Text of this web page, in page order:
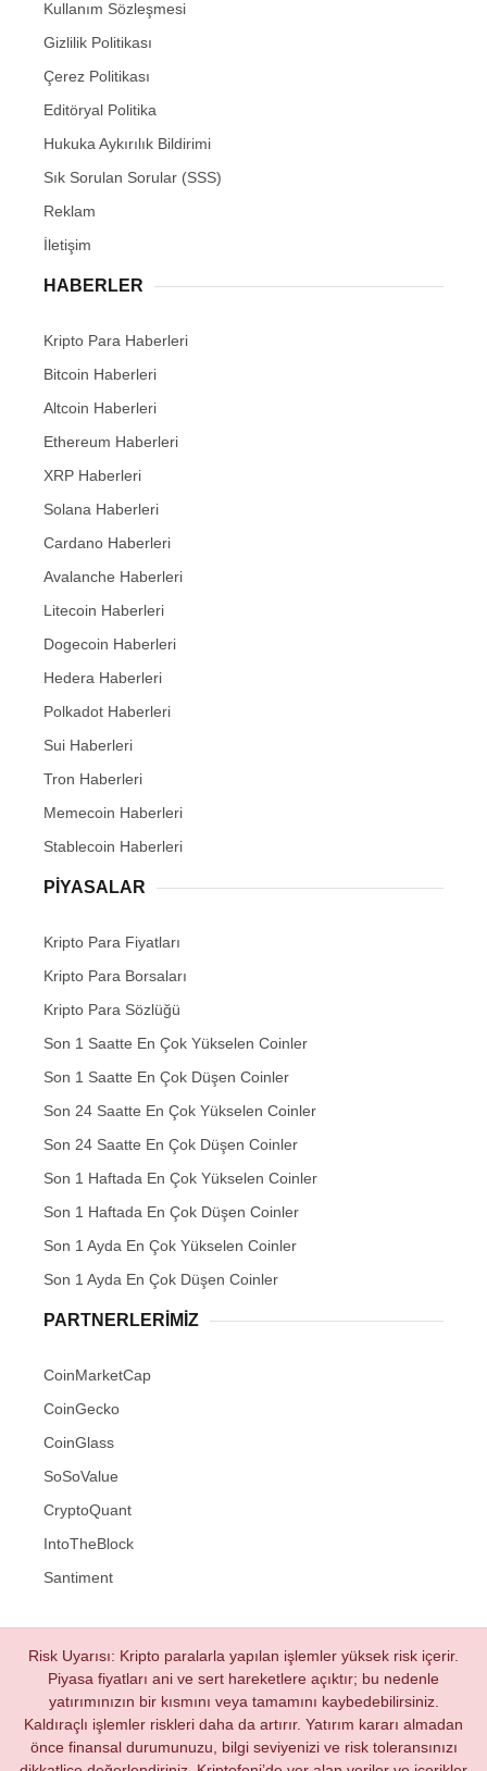
Kullanım Sözleşmesi
Gizlilik Politikası
Çerez Politikası
Editöryal Politika
Hukuka Aykırılık Bildirimi
Sık Sorulan Sorular (SSS)
Reklam
İletişim
HABERLER
Kripto Para Haberleri
Bitcoin Haberleri
Altcoin Haberleri
Ethereum Haberleri
XRP Haberleri
Solana Haberleri
Cardano Haberleri
Avalanche Haberleri
Litecoin Haberleri
Dogecoin Haberleri
Hedera Haberleri
Polkadot Haberleri
Sui Haberleri
Tron Haberleri
Memecoin Haberleri
Stablecoin Haberleri
PIYASALAR
Kripto Para Fiyatları
Kripto Para Borsaları
Kripto Para Sözlüğü
Son 1 Saatte En Çok Yükselen Coinler
Son 1 Saatte En Çok Düşen Coinler
Son 24 Saatte En Çok Yükselen Coinler
Son 24 Saatte En Çok Düşen Coinler
Son 1 Haftada En Çok Yükselen Coinler
Son 1 Haftada En Çok Düşen Coinler
Son 1 Ayda En Çok Yükselen Coinler
Son 1 Ayda En Çok Düşen Coinler
PARTNERLERIMIZ
CoinMarketCap
CoinGecko
CoinGlass
SoSoValue
CryptoQuant
IntoTheBlock
Santiment
Risk Uyarısı: Kripto paralarla yapılan işlemler yüksek risk içerir.
Piyasa fiyatları ani ve sert hareketlere açıktır; bu nedenle
yatırımınızın bir kısmını veya tamamını kaybedebilirsiniz.
Kaldıraçlı işlemler riskleri daha da artırır. Yatırım kararı almadan
önce finansal durumunuzu, bilgi seviyenizi ve risk toleransınızı